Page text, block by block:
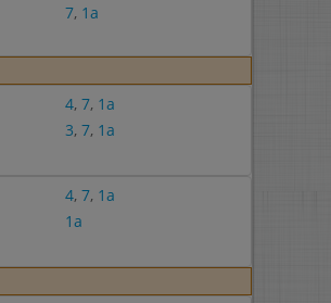
7, 1a
4, 7, 1a
3, 7, 1a
4, 7, 1a
1a